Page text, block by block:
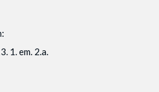
1. em. 2.a.